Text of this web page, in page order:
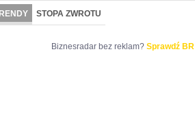
STOPA ZWROTU
Biznesradar bez reklam? Sprawdź